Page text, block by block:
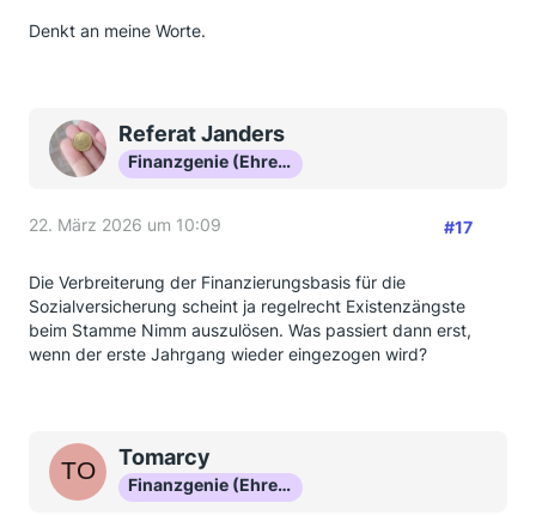
Denkt an meine Worte.
Referat Janders
Finanzgenie (Ehrenmitglied)
22. März 2026 um 10:09 #17
Die Verbreiterung der Finanzierungsbasis für die
Sozialversicherung scheint ja regelrecht Existenzängste
beim Stamme Nimm auszulösen. Was passiert dann erst,
wenn der erste Jahrgang wieder eingezogen wird?
Tomarcy
Finanzgenie (Ehrenmitglied)